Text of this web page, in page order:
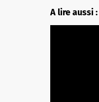
A lire aussi :